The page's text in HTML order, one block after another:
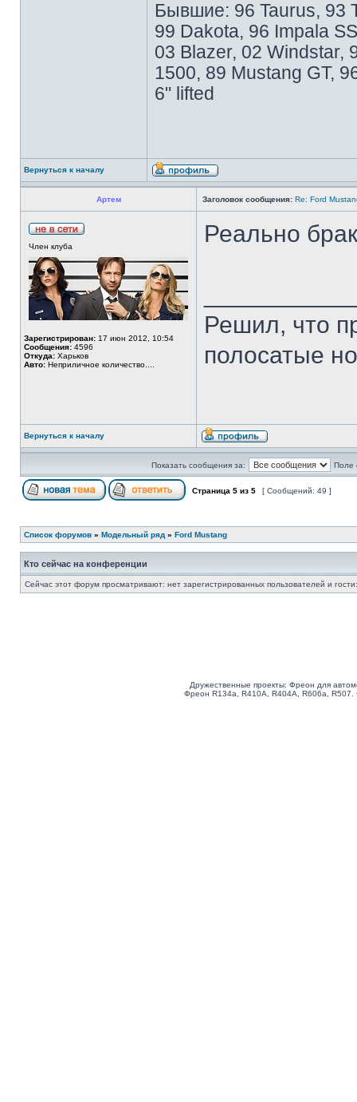
Бывшие: 96 Taurus, 93
99 Dakota, 96 Impala
03 Blazer, 02 Windstar,
1500, 89 Mustang GT,
6" lifted
Вернуться к началу
Артем Заголовок сообщения: Re: Ford
Член клуба
Зарегистрирован: 17 июн 2012, 10:54
Сообщения: 4596
Откуда: Харьков
Авто: Неприличное количество....
Реально
Решил, что
полосатые
Вернуться к началу
Показать сообщения за: Поле
Страница 5 из 5 [ Сообщений: 49 ]
Список форумов » Модельный ряд » Ford Mustang
Кто сейчас на конференции
Сейчас этот форум просматривают: нет зарегистрированных пользователей и
Дружественные проекты: Фреон для
Фреон R134a, R410A, R404A, R606a,